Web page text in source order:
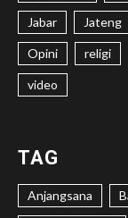
Jabar Jateng
Opini religi
video
TAG
Anjangsana